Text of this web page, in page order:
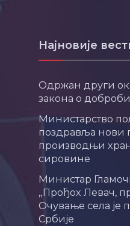
Најновије
Одржан други
закона о
Министарство
поздравља нови
производњи
сировине
Министар
„Прођох Левач,
Очување села је
Србије